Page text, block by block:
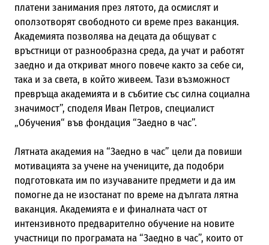
платени занимания през лятото, да осмислят и
оползотворят свободното си време през ваканция.
Академията позволява на децата да общуват с
връстници от разнообразна среда, да учат и работят
заедно и да откриват много повече както за себе си,
така и за света, в който живеем. Тази възможност
превръща академията и в събитие със силна социална
значимост”, споделя Иван Петров, специалист
„Обучения“ във фондация “Заедно в час”.
Лятната академия на “Заедно в час” цели да повиши
мотивацията за учене на учениците, да подобри
подготовката им по изучаваните предмети и да им
помогне да не изостанат по време на дългата лятна
ваканция. Академията е и финалната част от
интензивното предварително обучение на новите
участници по програмата на “Заедно в час”, които от